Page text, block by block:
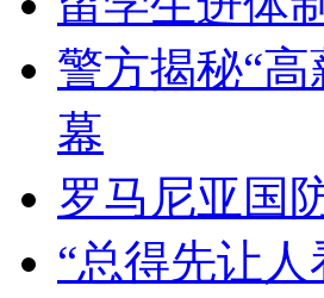
警方揭秘“
幕
罗马尼亚国
“总得先让